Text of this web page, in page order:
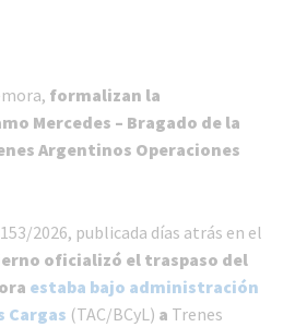
formalizan la
Mercedes – Bragado de la
Argentinos Operaciones
2026, publicada días atrás en el
oficializó el traspaso del
estaba bajo administración
Cargas (TAC/BCyL) a Trenes